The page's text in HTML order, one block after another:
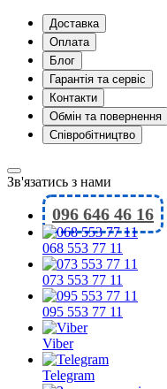
Доставка
Оплата
Блог
Гарантія та сервіс
Контакти
Обмін та повернення
Співробітництво
Зв'язатись з нами
096 646 46 16
068 553 77 11
073 553 77 11
095 553 77 11
Viber
Telegram